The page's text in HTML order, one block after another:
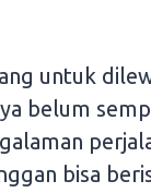
untuk
belum
bisa